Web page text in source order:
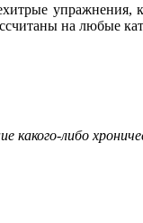
на любые
либо